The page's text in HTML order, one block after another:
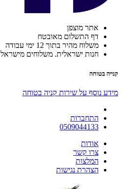
אתר מוצפן
דף התשלום מאובטח
משלוח מהיר בתוך 12 ימי עבודה
חנות ישראלית. משלוחים מישראל
קנייה בטוחה
מידע נוסף על שירות קניה בטוחה
התחברות
0509044133
אודות
צרו קשר
המלצות
הצהרת נגישות